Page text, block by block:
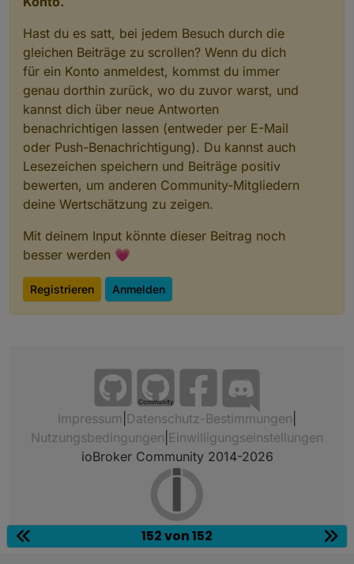
Hast du es satt, bei jedem Besuch durch die
gleichen Beiträge zu scrollen? Wenn du dich
für ein Konto anmeldest, kommst du immer
genau dorthin zurück, wo du zuvor warst, und
kannst dich über neue Antworten
benachrichtigen lassen (entweder per E-Mail
oder Push-Benachrichtigung). Du kannst auch
Lesezeichen speichern und Beiträge positiv
bewerten, um anderen Community-Mitgliedern
deine Wertschätzung zu zeigen.
Mit deinem Input könnte dieser Beitrag noch
besser werden 💗
Registrieren Anmelden
Community
Impressum Datenschutz-Bestimmungen
Nutzungsbedingungen Einwilligungseinstellungen
ioBroker Community 2014-2026
152 von 152